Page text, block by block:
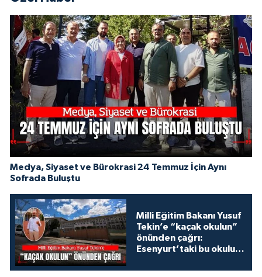
Medya, Siyaset ve Bürokrasi 24 Temmuz İçin Aynı
Sofrada Buluştu
Milli Eğitim Bakanı Yusuf
Tekin’e “kaçak okulun”
önünden çağrı:
Esenyurt’taki bu okulu